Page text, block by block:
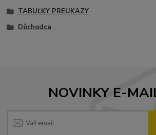
TABUĽKY PREUKAZY
Dôchodca
NOVINKY E-